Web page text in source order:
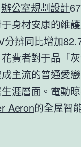
辦公室規劃設計
身材安康的維
分辨同比增加
花費者對于品「
主流的普通愛
涯層面。電動
Aeron的全屋智